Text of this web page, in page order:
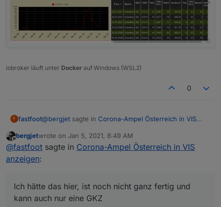
iobroker läuft unter Docker auf Windows (WSL2)
0
F fastfoot@bergjet sagte in Corona-Ampel Österreich in VIS
An die Spezialisten.
dashboard.ages.at/data/CovidFaelle_Timeline_GK
Offline
bergjetwrote on Jan 5, 2021, 8:49 AM
last edited by
@fastfoot sagte in Corona-Ampel Österreich in VIS
anzeigen:
Ich hätte das hier, ist noch nicht ganz fertig und
kann auch nur eine GKZ